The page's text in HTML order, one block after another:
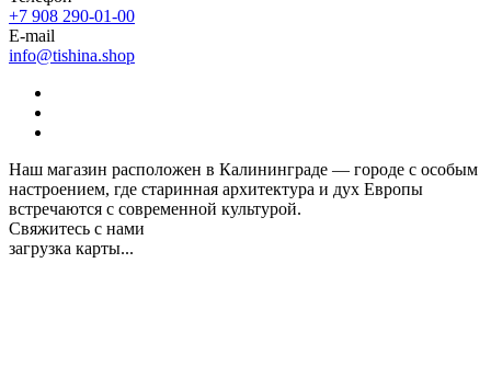
+7 908 290-01-00
E-mail
info@tishina.shop
Наш магазин расположен в Калининграде — городе с особым
настроением, где старинная архитектура и дух Европы
встречаются с современной культурой.
Свяжитесь с нами
загрузка карты...